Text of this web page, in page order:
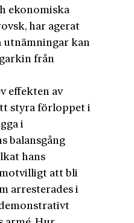
ekonomiska
har agerat
utnämningar kan
från
effekten av
styra förloppet i
i
balansgång
hans
att bli
arresterades i